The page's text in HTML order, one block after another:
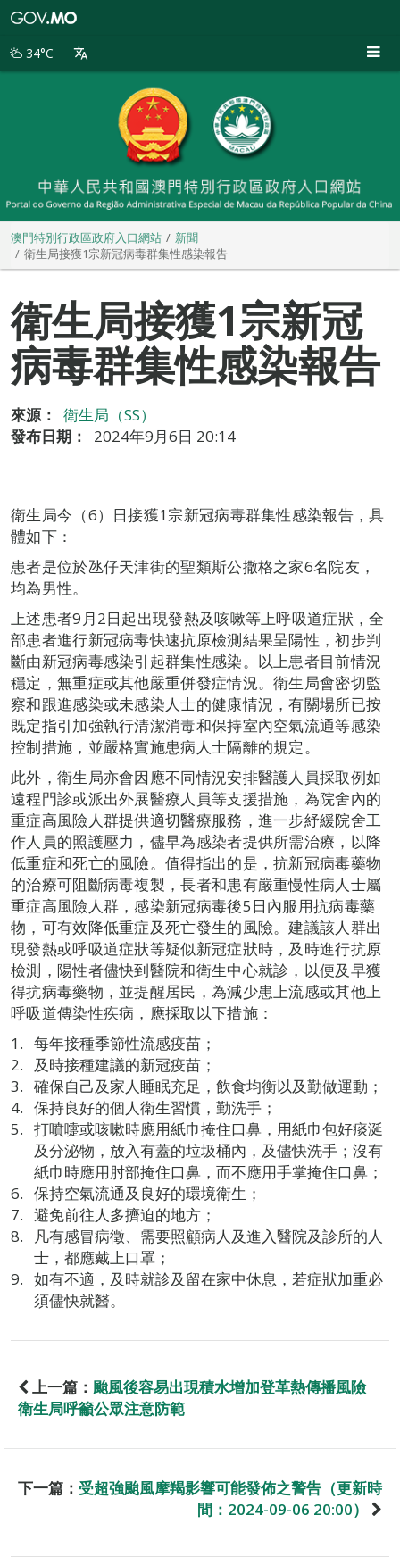
別
34°C
澳門特別行政區政府入口網站
新聞
衛生局接獲1宗新冠病毒群集性感染報告
衛生局接獲1宗新冠
病毒群集性感染報告
來源：
衛生局（SS）
發布日期：
2024年9月6日 20:14
衛生局今（6）日接獲1宗新冠病毒群集性感染報告，具
體如下：
患者是位於氹仔天津街的聖類斯公撒格之家6名院友，
均為男性。
上述患者9月2日起出現發熱及咳嗽等上呼吸道症狀，全
部患者進行新冠病毒快速抗原檢測結果呈陽性，初步判
斷由新冠病毒感染引起群集性感染。以上患者目前情況
穩定，無重症或其他嚴重併發症情況。衛生局會密切監
察和跟進感染或未感染人士的健康情況，有關場所已按
既定指引加強執行清潔消毒和保持室內空氣流通等感染
控制措施，並嚴格實施患病人士隔離的規定。
此外，衛生局亦會因應不同情況安排醫護人員採取例如
遠程門診或派出外展醫療人員等支援措施，為院舍內的
重症高風險人群提供適切醫療服務，進一步紓緩院舍工
作人員的照護壓力，儘早為感染者提供所需治療，以降
低重症和死亡的風險。值得指出的是，抗新冠病毒藥物
的治療可阻斷病毒複製，長者和患有嚴重慢性病人士屬
重症高風險人群，感染新冠病毒後5日內服用抗病毒藥
物，可有效降低重症及死亡發生的風險。建議該人群出
現發熱或呼吸道症狀等疑似新冠症狀時，及時進行抗原
檢測，陽性者儘快到醫院和衛生中心就診，以便及早獲
得抗病毒藥物，並提醒居民，為減少患上流感或其他上
呼吸道傳染性疾病，應採取以下措施：
每年接種季節性流感疫苗；
及時接種建議的新冠疫苗；
確保自己及家人睡眠充足，飲食均衡以及勤做運動；
保持良好的個人衛生習慣，勤洗手；
打噴嚏或咳嗽時應用紙巾掩住口鼻，用紙巾包好痰涎
及分泌物，放入有蓋的垃圾桶內，及儘快洗手；沒有
紙巾時應用肘部掩住口鼻，而不應用手掌掩住口鼻；
保持空氣流通及良好的環境衛生；
避免前往人多擠迫的地方；
凡有感冒病徵、需要照顧病人及進入醫院及診所的人
士，都應戴上口罩；
如有不適，及時就診及留在家中休息，若症狀加重必
須儘快就醫。
上一篇： 颱風後容易出現積水增加登革熱傳播風險
衛生局呼籲公眾注意防範
下一篇： 受超強颱風摩羯影響可能發佈之警告（更新時
間：2024-09-06 20:00）